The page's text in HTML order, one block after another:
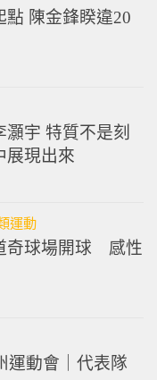
陳金鋒睽違20
宇 特質不是刻
現出來
運動
奇球場開球 感性